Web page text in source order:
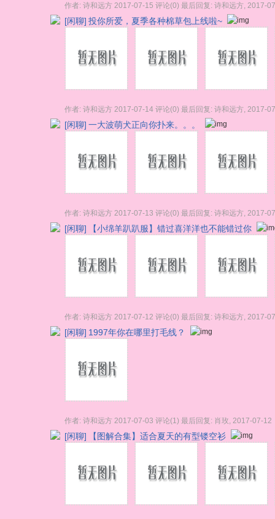
作者: 诗和远方 2017-07-15 评论(0) 最后回复: 诗和远方 2017-
[闲聊] 投你所爱，夏季各种棉草包上线啦~
作者: 诗和远方 2017-07-14 评论(0) 最后回复: 诗和远方 2017-
[闲聊] 一大波萌犬正向你扑来。。。
作者: 诗和远方 2017-07-13 评论(0) 最后回复: 诗和远方 2017-
[闲聊] 【小绵羊趴趴服】错过喜洋洋也不能错过你
作者: 诗和远方 2017-07-12 评论(0) 最后回复: 诗和远方 2017-
[闲聊] 1997年你在哪里打毛线？
作者: 诗和远方 2017-07-03 评论(1) 最后回复: 肖玫 2017-07-12
[闲聊] 【图解合集】适合夏天的有型镂空衫